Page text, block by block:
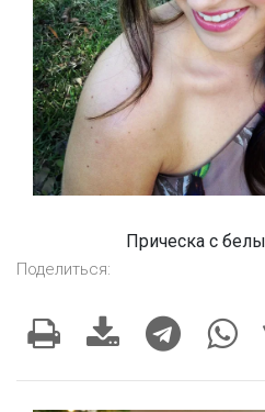
Прическа с
Поделиться: